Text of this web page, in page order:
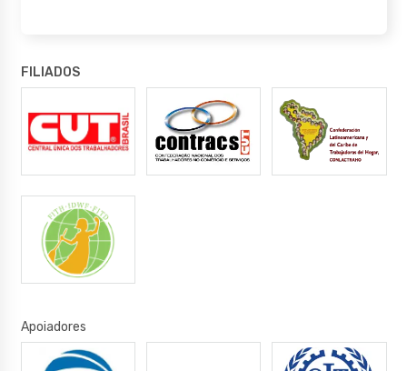
FILIADOS
Apoiadores